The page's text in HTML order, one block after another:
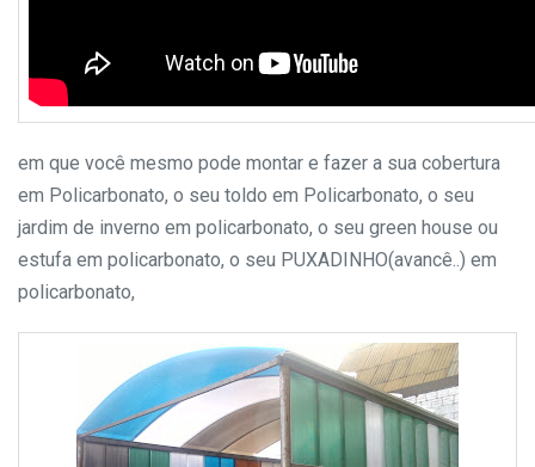
em que você mesmo pode montar e fazer a sua cobertura
em Policarbonato, o seu toldo em Policarbonato, o seu
jardim de inverno em policarbonato, o seu green house ou
estufa em policarbonato, o seu PUXADINHO(avancê..) em
policarbonato,